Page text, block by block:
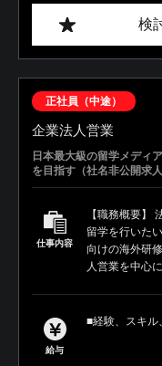
検
正社員（中途）
企業法人営業
日本最大級の留学メディ
を目指す（社名非公開求人
仕事内容
【職務概要】
留学を行いた
向けの海外研
人営業を中心
給与
■経験、スキル